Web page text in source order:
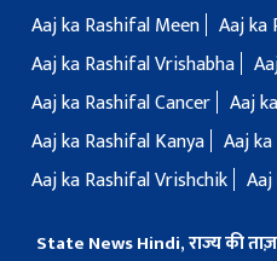
Aaj ka Rashifal Meen Aaj ka
Aaj ka Rashifal Vrishabha
Aaj ka Rashifal Cancer Aaj
Aaj ka Rashifal Kanya Aaj
Aaj ka Rashifal Vrishchik
State News Hindi, राज्य की